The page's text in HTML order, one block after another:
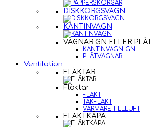
DISKKORGSVAGN
KANTINVAGN
VAGNAR GN ELLER PLÅT
KANTINVAGN GN
PLÅTVAGNAR
Ventilation
FLÄKTAR
Fläktar
FLÄKT
TAKFLÄKT
VÄRMARE-TILLLUFT
FLÄKTKÅPA